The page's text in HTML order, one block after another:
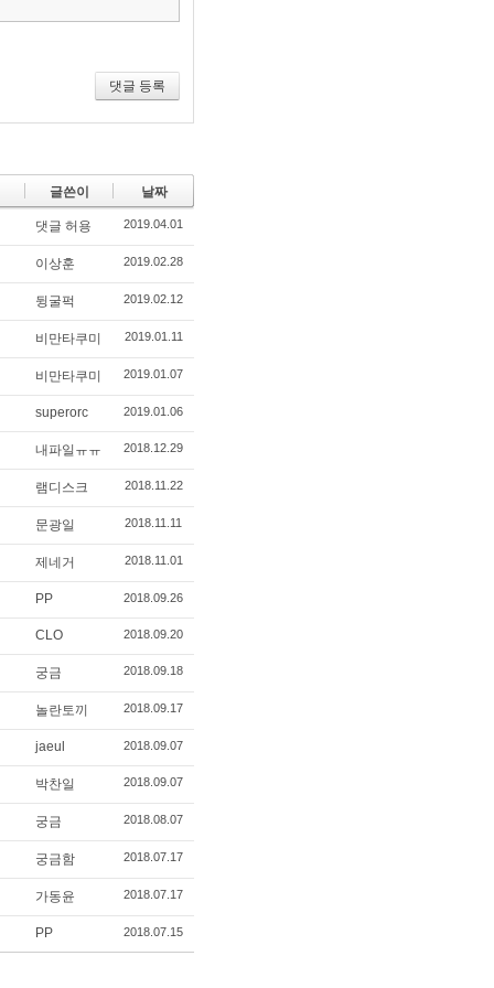
뛰
댓글 등록
글쓴이 날짜
댓글 허용 2019.04.01
이상훈 2019.02.28
뒹굴퍽 2019.02.12
비만타쿠미 2019.01.11
비만타쿠미 2019.01.07
superorc 2019.01.06
내파일ㅠㅠ 2018.12.29
램디스크 2018.11.22
문광일 2018.11.11
제네거 2018.11.01
PP 2018.09.26
CLO 2018.09.20
궁금 2018.09.18
놀란토끼 2018.09.17
jaeul 2018.09.07
박찬일 2018.09.07
궁금 2018.08.07
궁금함 2018.07.17
가동윤 2018.07.17
PP 2018.07.15